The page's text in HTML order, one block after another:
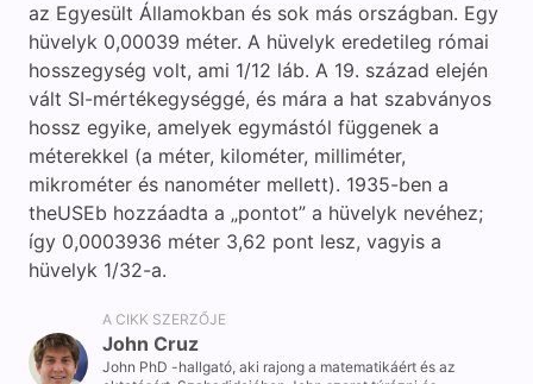
az Egyesült Államokban és sok más országban. Egy
hüvelyk 0,00039 méter. A hüvelyk eredetileg római
hosszegység volt, ami 1/12 láb. A 19. század elején
vált SI-mértékegységgé, és mára a hat szabványos
hossz egyike, amelyek egymástól függenek a
méterekkel (a méter, kilométer, milliméter,
mikrométer és nanométer mellett). 1935-ben a
theUSEb hozzáadta a „pontot” a hüvelyk nevéhez;
így 0,0003936 méter 3,62 pont lesz, vagyis a
hüvelyk 1/32-a.
A CIKK SZERZŐJE
John Cruz
John PhD -hallgató, aki rajong a matematikáért és az